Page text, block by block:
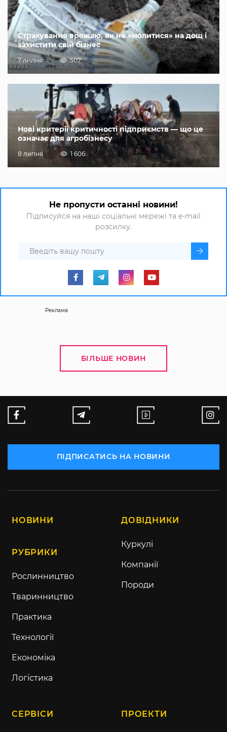
Страхування врожаю, як не «молитися» на дощ і
захистити свій бізнес
7 липня 507
Нові критерії критичності підприємств — що це
означає для агробізнесу
8 липня 1 606
Не пропусти останні новини!
Підписуйся на наші соціальні мережі та e-mail
розсилку.
Реклама
БІЛЬШЕ НОВИН
ПІДПИСАТИСЬ НА НОВИНИ
НОВИНИ
РУБРИКИ
Рослинництво
Тваринництво
Практика
Технології
Економіка
Логістика
ДОВІДНИКИ
Куркулі
Компанії
Породи
СЕРВІСИ ПРОЕКТИ